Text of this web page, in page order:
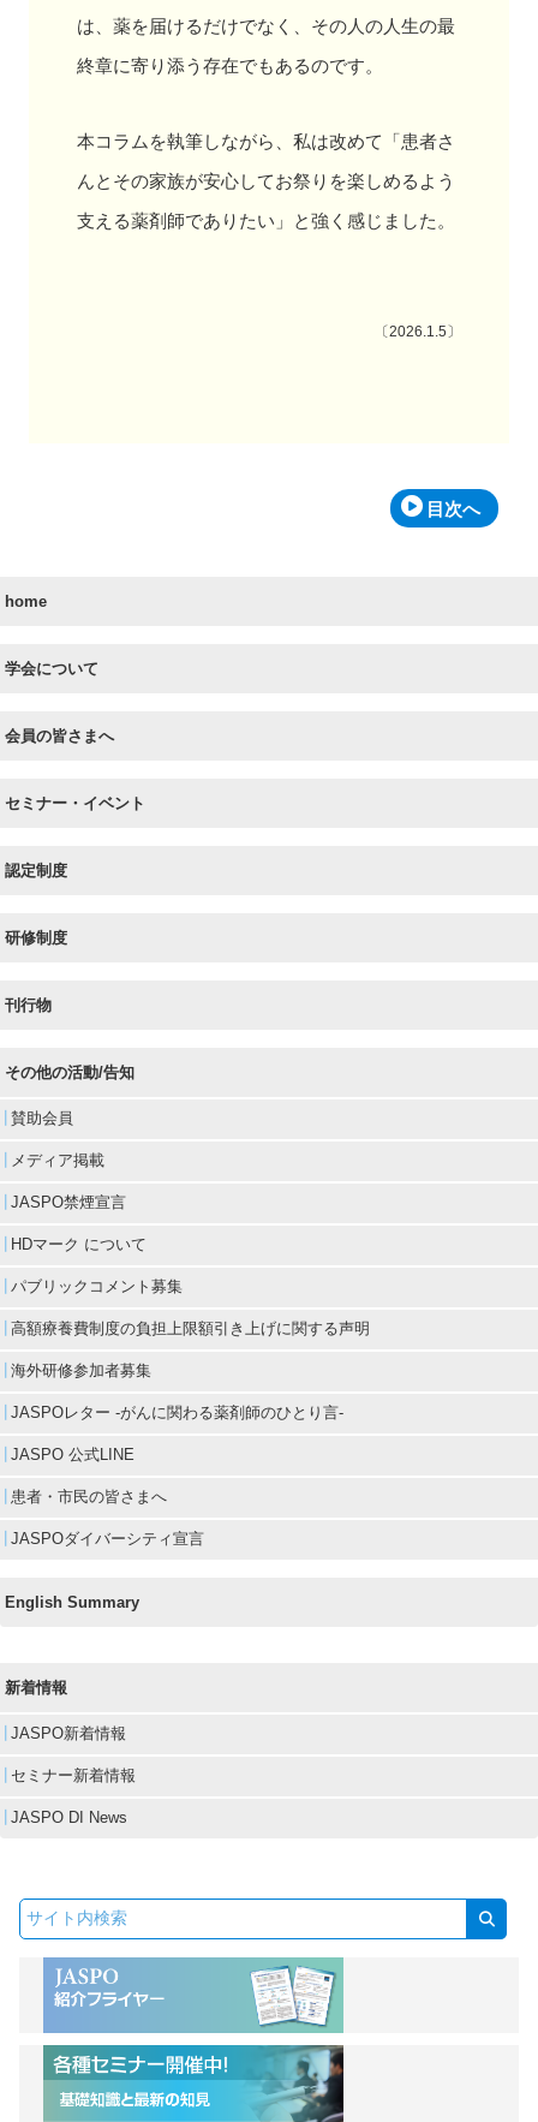
home
学会について
会員の皆さまへ
セミナー・イベント
認定制度
研修制度
刊行物
その他の活動/告知
賛助会員
メディア掲載
JASPO禁煙宣言
HDマーク について
パブリックコメント募集
高額療養費制度の負担上限額引き上げに関する声明
海外研修参加者募集
JASPOレター -がんに関わる薬剤師のひとり言-
JASPO 公式LINE
患者・市民の皆さまへ
JASPOダイバーシティ宣言
English Summary
新着情報
JASPO新着情報
セミナー新着情報
JASPO DI News
は、薬を届けるだけでなく、その人の人生の最
終章に寄り添う存在でもあるのです。
本コラムを執筆しながら、私は改めて「患者さ
んとその家族が安心してお祭りを楽しめるよう
支える薬剤師でありたい」と強く感じました。
〔2026.1.5〕
目次へ